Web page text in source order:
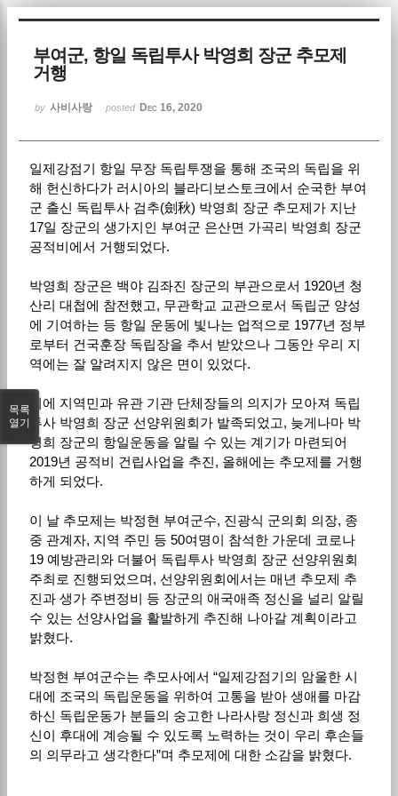
부여군, 항일 독립투사 박영희 장군 추모제
거행
by 사비사랑 posted Dec 16, 2020
일제강점기 항일 무장 독립투쟁을 통해 조국의 독립을 위
해 헌신하다가 러시아의 블라디보스토크에서 순국한 부여
군 출신 독립투사 검추(劍秋) 박영희 장군 추모제가 지난
17일 장군의 생가지인 부여군 은산면 가곡리 박영희 장군
공적비에서 거행되었다.
박영희 장군은 백야 김좌진 장군의 부관으로서 1920년 청
산리 대첩에 참전했고, 무관학교 교관으로서 독립군 양성
에 기여하는 등 항일 운동에 빛나는 업적으로 1977년 정부
로부터 건국훈장 독립장을 추서 받았으나 그동안 우리 지
역에는 잘 알려지지 않은 면이 있었다.
이에 지역민과 유관 기관 단체장들의 의지가 모아져 독립
투사 박영희 장군 선양위원회가 발족되었고, 늦게나마 박
영희 장군의 항일운동을 알릴 수 있는 계기가 마련되어
2019년 공적비 건립사업을 추진, 올해에는 추모제를 거행
하게 되었다.
이 날 추모제는 박정현 부여군수, 진광식 군의회 의장, 종
중 관계자, 지역 주민 등 50여명이 참석한 가운데 코로나
19 예방관리와 더불어 독립투사 박영희 장군 선양위원회
주최로 진행되었으며, 선양위원회에서는 매년 추모제 추
진과 생가 주변정비 등 장군의 애국애족 정신을 널리 알릴
수 있는 선양사업을 활발하게 추진해 나아갈 계획이라고
밝혔다.
박정현 부여군수는 추모사에서 “일제강점기의 암울한 시
대에 조국의 독립운동을 위하여 고통을 받아 생애를 마감
하신 독립운동가 분들의 숭고한 나라사랑 정신과 희생 정
신이 후대에 계승될 수 있도록 노력하는 것이 우리 후손들
의 의무라고 생각한다”며 추모제에 대한 소감을 밝혔다.
목록
열기
Sketchbook5, 스케치북5
Sketchbook5, 스케치북5